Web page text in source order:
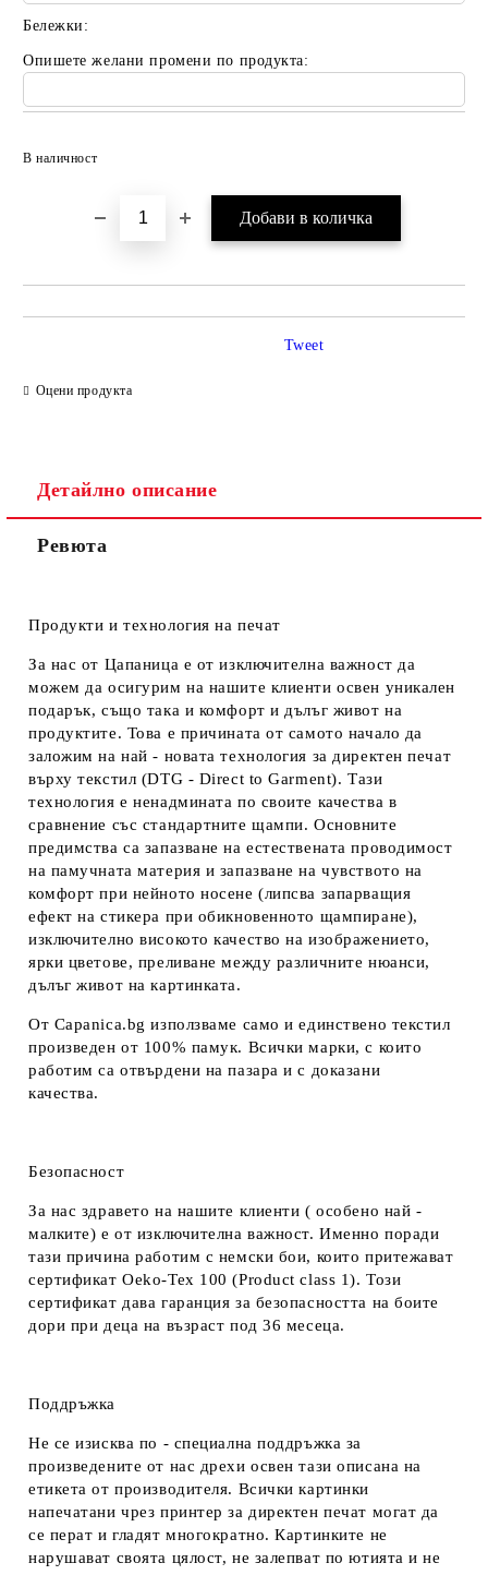
Бележки:
Опишете желани промени по продукта:
В наличност
Оцени продукта
Tweet
Детайлно описание
Ревюта
Продукти и технология на печат
За нас от Цапаница е от изключителна важност да
можем да осигурим на нашите клиенти освен уникален
подарък, също така и комфорт и дълъг живот на
продуктите. Това е причината от самото начало да
заложим на най - новата технология за директен печат
върху текстил (DTG - Direct to Garment). Тази
технология е ненадмината по своите качества в
сравнение със стандартните щампи. Основните
предимства са запазване на естествената проводимост
на памучната материя и запазване на чувството на
комфорт при нейното носене (липсва запарващия
ефект на стикера при обикновенното щампиране),
изключително високото качество на изображението,
ярки цветове, преливане между различните нюанси,
дълъг живот на картинката.
От Capanica.bg използваме само и единствено текстил
произведен от 100% памук. Всички марки, с които
работим са отвърдени на пазара и с доказани
качества.
Безопасност
За нас здравето на нашите клиенти ( особено най -
малките) е от изключителна важност. Именно поради
тази причина работим с немски бои, които притежават
сертификат Oeko-Tex 100 (Product class 1). Този
сертификат дава гаранция за безопасността на боите
дори при деца на възраст под 36 месеца.
Поддръжка
Не се изисква по - специална поддръжка за
произведените от нас дрехи освен тази описана на
етикета от производителя. Всички картинки
напечатани чрез принтер за директен печат могат да
се перат и гладят многократно. Картинките не
нарушават своята цялост, не залепват по ютията и не